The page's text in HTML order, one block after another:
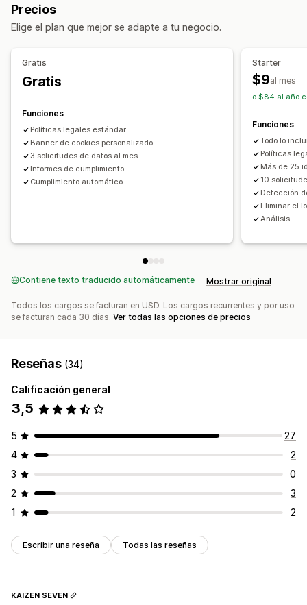
Personalización
CSS personalizado
Múltiples idiomas
Selector de preferencias
Diseño del banner Texto personalizado Múltiples idiomas
Adaptación a dispositivos móviles
Bloqueo automático
Expiración del consentimiento
Gestión de datos
Generador de políticas
Regulación
CCPA
CPRA CTDPA privacidad digital
Precios
Elige el plan que mejor se adapte a tu negocio.
Gratis
Gratis
Funciones
Políticas legales estándar
Banner de cookies personalizado
3 solicitudes de datos al mes
Informes de cumplimiento
Cumplimiento automático
Starter
$9al mes
o $84 al año
Funciones
Todo lo
Políticas
Más de 25
10
Detección
Eliminar el
Análisis
Contiene texto traducido automáticamente Mostrar original
Todos los cargos se facturan en USD. Los cargos recurrentes y por uso
se facturan cada 30 días. Ver todas las opciones de precios
Reseñas (34)
Calificación general
3,5
5
27
4
2
3
0
2
3
1
2
Escribir una reseña Todas las reseñas
KAIZEN SEVEN